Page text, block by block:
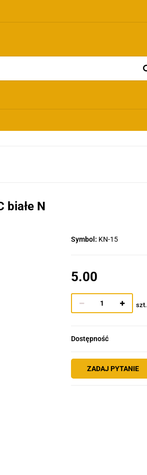
białe N
Symbol: KN-15
5.00
szt.
Dostępność
ZADAJ PYTANIE